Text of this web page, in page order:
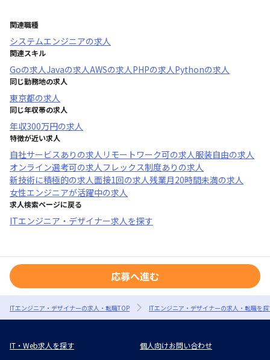
関連職種
システムエンジニアの求人
関連スキル
Goの求人Javaの求人AWSの求人PHPの求人Pythonの求人
同じ勤務地の求人
東京都の求人
同じ年収帯の求人
年収300万円の求人
特徴が近い求人
自社サービスあり の求人 リモートワーク可の求人服装自由の求人
オンライン選考可の求人フレックス制度あり の求人
新技術に積極的の求人面接1回の求人残業月20時間未満の求人
女性エンジニアが活躍中の求人
求人検索ページに戻る
ITエンジニア・デザイナー求人を探す
応募へ進む
ITエンジニア・デザイナーの求人・転職TOP ITエンジニア・デザイナーの求人・転職を
IT・Web求人を探す
個人向けお問い合わせ